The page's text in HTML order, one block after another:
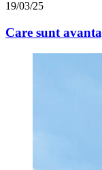
19/03/25
Care sunt